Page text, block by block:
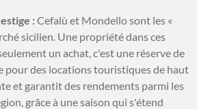
:Cefalù et Mondello sont les «
sicilien. Une propriété dans ces
un achat, c'est une réserve de
pour des locations touristiques de haut
et garantit des rendements parmi les
grâce à une saison qui s'étend